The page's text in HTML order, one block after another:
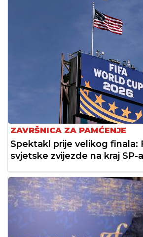
ZAVRŠNICA ZA PAMĆENJE
Spektakl prije velikog finala:
svjetske zvijezde na kraj SP-